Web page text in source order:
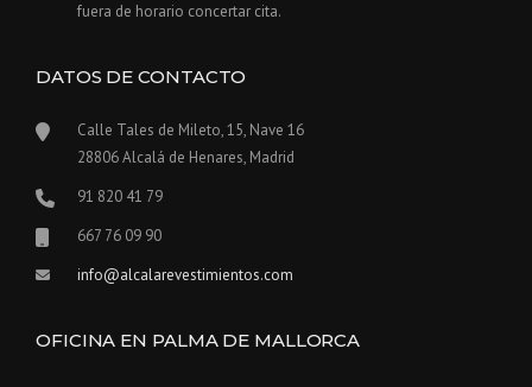
fuera de horario concertar cita.
DATOS DE CONTACTO
Calle Tales de Mileto, 15, Nave 16
28806 Alcalá de Henares, Madrid
91 820 41 79
667 76 09 90
info@alcalarevestimientos.com
OFICINA EN PALMA DE MALLORCA